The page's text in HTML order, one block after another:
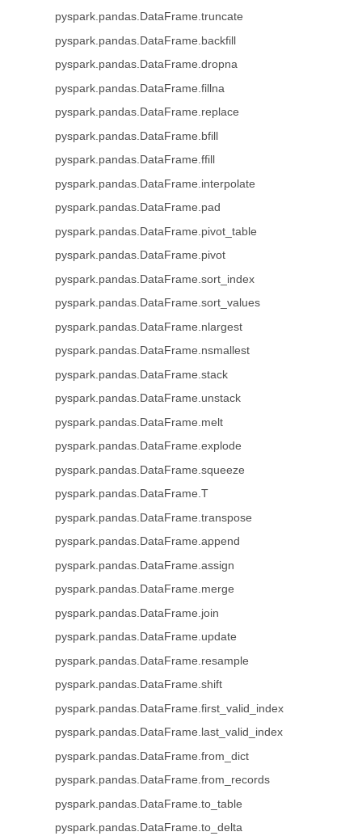
pyspark.pandas.DataFrame.truncate
pyspark.pandas.DataFrame.backfill
pyspark.pandas.DataFrame.dropna
pyspark.pandas.DataFrame.fillna
pyspark.pandas.DataFrame.replace
pyspark.pandas.DataFrame.bfill
pyspark.pandas.DataFrame.ffill
pyspark.pandas.DataFrame.interpolate
pyspark.pandas.DataFrame.pad
pyspark.pandas.DataFrame.pivot_table
pyspark.pandas.DataFrame.pivot
pyspark.pandas.DataFrame.sort_index
pyspark.pandas.DataFrame.sort_values
pyspark.pandas.DataFrame.nlargest
pyspark.pandas.DataFrame.nsmallest
pyspark.pandas.DataFrame.stack
pyspark.pandas.DataFrame.unstack
pyspark.pandas.DataFrame.melt
pyspark.pandas.DataFrame.explode
pyspark.pandas.DataFrame.squeeze
pyspark.pandas.DataFrame.T
pyspark.pandas.DataFrame.transpose
pyspark.pandas.DataFrame.append
pyspark.pandas.DataFrame.assign
pyspark.pandas.DataFrame.merge
pyspark.pandas.DataFrame.join
pyspark.pandas.DataFrame.update
pyspark.pandas.DataFrame.resample
pyspark.pandas.DataFrame.shift
pyspark.pandas.DataFrame.first_valid_index
pyspark.pandas.DataFrame.last_valid_index
pyspark.pandas.DataFrame.from_dict
pyspark.pandas.DataFrame.from_records
pyspark.pandas.DataFrame.to_table
pyspark.pandas.DataFrame.to_delta